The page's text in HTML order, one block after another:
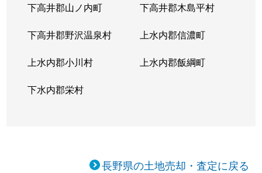
下高井郡山ノ内町 下高井郡木島平村
下高井郡野沢温泉村 上水内郡信濃町
上水内郡小川村 上水内郡飯綱町
下水内郡栄村
長野県の土地売却・査定に戻る